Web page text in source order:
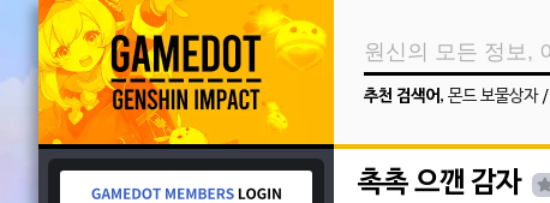
추천 검색어 , 몬드 보물상자/
촉촉 으깬 감자